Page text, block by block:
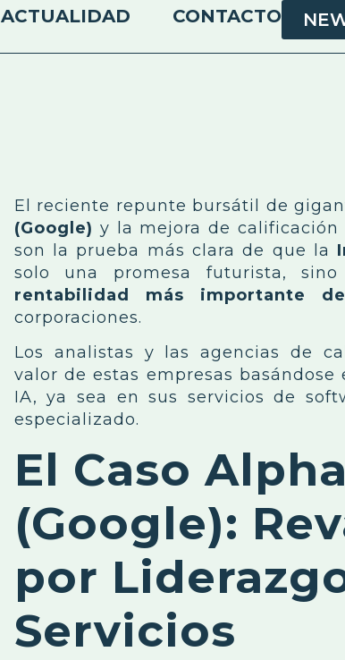
ACTUALIDAD CONTACTO
El reciente repunte bursátil de
(Google) y la mejora de
son la prueba más clara de que la
solo una promesa futurista,
rentabilidad más importante
corporaciones.
Los analistas y las agencias de
valor de estas empresas
IA, ya sea en sus servicios de
especializado.
El Caso
(Google):
por
Servicios